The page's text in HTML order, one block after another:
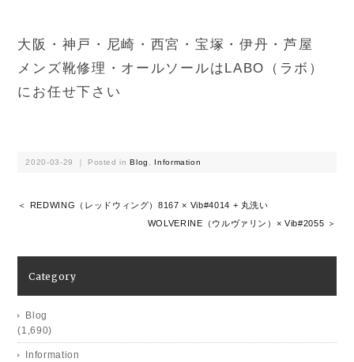
大阪・神戸・尼崎・西宮・宝塚・伊丹・芦屋
メンズ靴修理・オールソールはLABO（ラボ）
にお任せ下さい
2020-03-29 ｜ Posted inBlog Information
＜ REDWING（レッドウィング）8167 × Vib#4014 + 丸洗い
WOLVERINE（ウルヴァリン）× Vib#2055 ＞
Category
Blog
(1,690)
Information